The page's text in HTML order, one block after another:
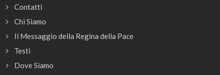
Contatti
Chi Siamo
Il Messaggio della Regina della Pace
Testi
Dove Siamo